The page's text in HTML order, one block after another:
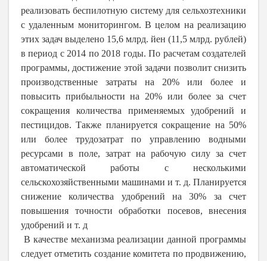
реализовать беспилотную систему для сельхозтехники
с удаленным мониторингом. В целом на реализацию
этих задач выделено 15,6 млрд. йен (11,5 млрд. рублей)
в период с 2014 по 2018 годы. По расчетам создателей
программы, достижение этой задачи позволит снизить
производственные затраты на 20% или более и
повысить прибыльности на 20% или более за счет
сокращения количества применяемых удобрений и
пестицидов. Также планируется сокращение на 50%
или более трудозатрат по управлению водными
ресурсами в поле, затрат на рабочую силу за счет
автоматической работы с несколькими
сельскохозяйственными машинами и т. д. Планируется
снижение количества удобрений на 30% за счет
повышения точности обработки посевов, внесения
удобрений и т. д
В качестве механизма реализации данной программы
следует отметить создание комитета по продвижению,